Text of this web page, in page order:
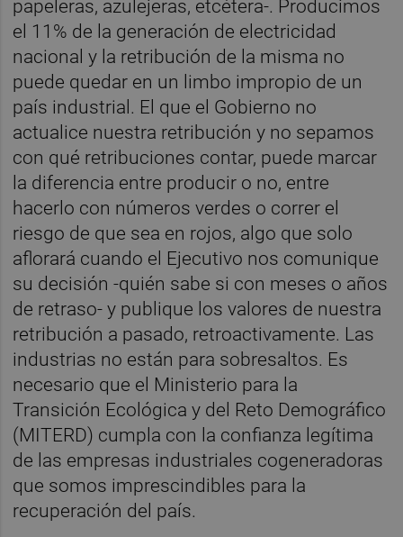
papeleras, azulejeras, etcétera-. Producimos
el 11% de la generación de electricidad
nacional y la retribución de la misma no
puede quedar en un limbo impropio de un
país industrial. El que el Gobierno no
actualice nuestra retribución y no sepamos
con qué retribuciones contar, puede marcar
la diferencia entre producir o no, entre
hacerlo con números verdes o correr el
riesgo de que sea en rojos, algo que solo
aflorará cuando el Ejecutivo nos comunique
su decisión -quién sabe si con meses o años
de retraso- y publique los valores de nuestra
retribución a pasado, retroactivamente. Las
industrias no están para sobresaltos. Es
necesario que el Ministerio para la
Transición Ecológica y del Reto Demográfico
(MITERD) cumpla con la confianza legítima
de las empresas industriales cogeneradoras
que somos imprescindibles para la
recuperación del país.